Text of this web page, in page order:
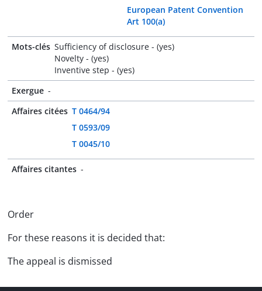
European Patent Convention
Art 100(a)
Mots-clés Sufficiency of disclosure - (yes)
Novelty - (yes)
Inventive step - (yes)
Exergue -
Affaires citées T 0464/94
T 0593/09
T 0045/10
Affaires citantes -
Order
For these reasons it is decided that:
The appeal is dismissed